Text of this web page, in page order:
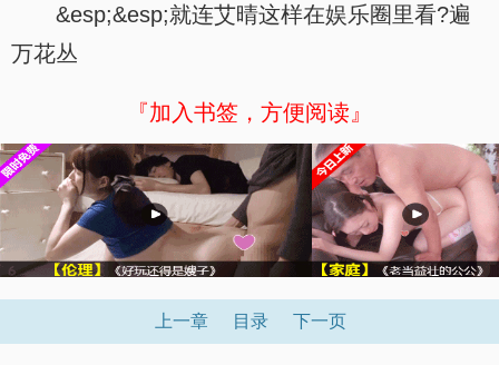
&esp;&esp;就连艾晴这样在娱乐圈里看?遍
万花丛
『加入书签，方便阅读』
上一章 目录 下一页